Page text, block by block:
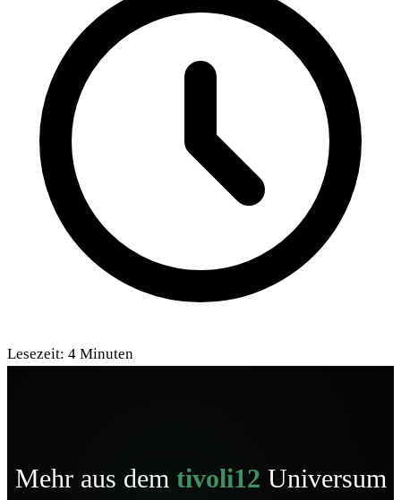
Lesezeit: 4 Minuten
Mehr aus dem tivoli12 Universum